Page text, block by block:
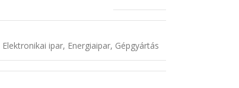
Elektronikai ipar, Energiaipar, Gépgyártás